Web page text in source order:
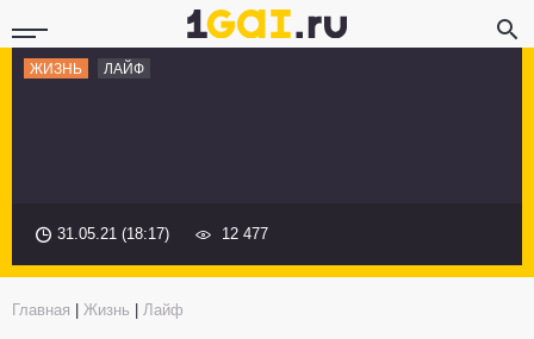
ЖИЗНЬ ЛАЙФ
31.05.21 (18:17) 12 477
Главная Жизнь Лайф